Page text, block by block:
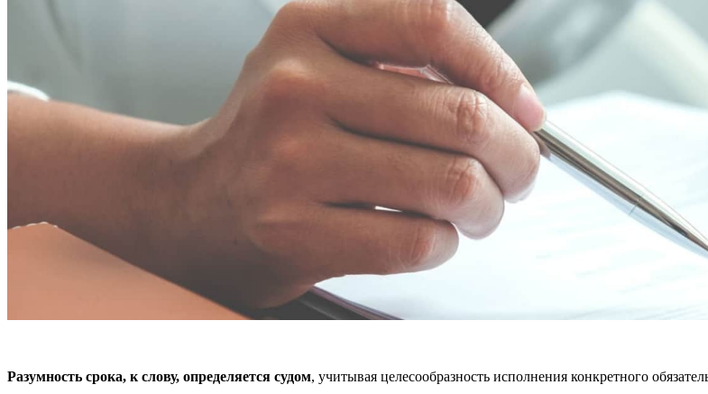
Разумность срока, к слову, определяется судом, учитывая целесообразность исполнения конкретного